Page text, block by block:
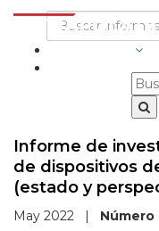
Informe de
de dispositivos
(estado y
May 2022 | Número